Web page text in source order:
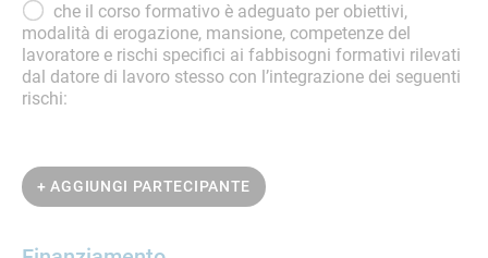
che il corso formativo è adeguato per obiettivi,
modalità di erogazione, mansione, competenze del
lavoratore e rischi specifici ai fabbisogni formativi rilevati
dal datore di lavoro stesso con l’integrazione dei seguenti
rischi:
+ AGGIUNGI PARTECIPANTE